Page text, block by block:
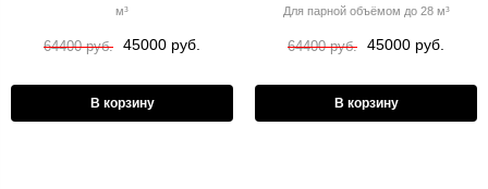
м³
64400 руб. 45000 руб.
В корзину
Для парной объёмом до 28 м³
64400 руб. 45000 руб.
В корзину